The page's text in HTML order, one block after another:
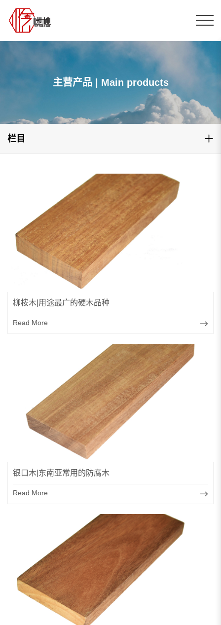
主营产品 | Main products
栏目
柳桉木|用途最广的硬木品种
Read More
银口木|东南亚常用的防腐木
Read More